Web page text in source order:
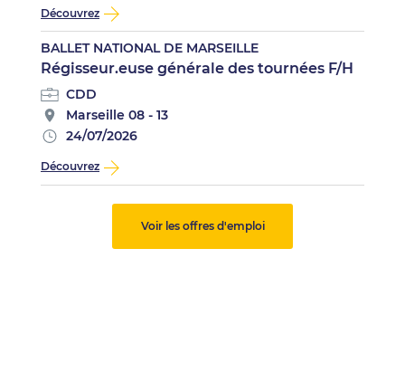
Découvrez
BALLET NATIONAL DE MARSEILLE
Régisseur.euse générale des tournées F/H
CDD
Marseille 08 - 13
24/07/2026
Découvrez
Voir les offres d'emploi